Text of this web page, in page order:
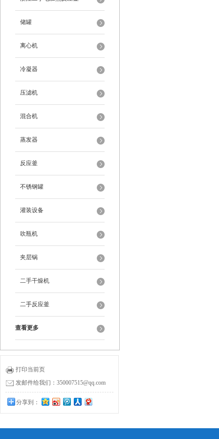
储罐
离心机
冷凝器
压滤机
混合机
蒸发器
反应釜
不锈钢罐
灌装设备
吹瓶机
夹层锅
二手干燥机
二手反应釜
查看更多
打印当前页
发邮件给我们：350007515@qq.com
分享到：